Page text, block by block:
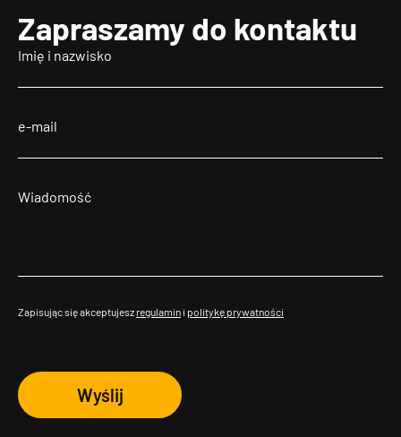
Zapraszamy do kontaktu
Zapisując się akceptujesz regulamin i politykę prywatności
Wyślij